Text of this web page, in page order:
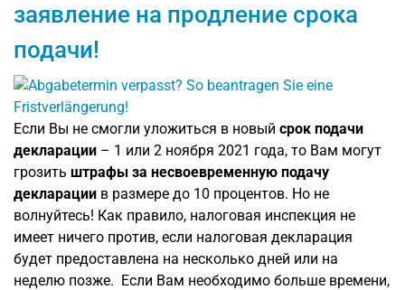
заявление на продление срока
подачи!
Если Вы не смогли уложиться в новый срок подачи
декларации – 1 или 2 ноября 2021 года, то Вам могут
грозить штрафы за несвоевременную подачу
декларации в размере до 10 процентов. Но не
волнуйтесь! Как правило, налоговая инспекция не
имеет ничего против, если налоговая декларация
будет предоставлена на несколько дней или на
неделю позже. Если Вам необходимо больше времени,